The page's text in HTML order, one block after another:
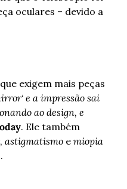
oculares – devido a
exigem mais peças
‘ e a impressão sai
ao design, e
. Ele também
, astigmatismo e miopia